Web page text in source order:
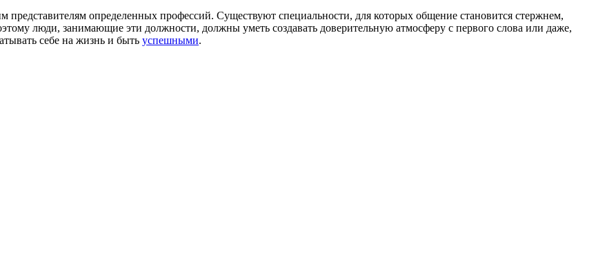
определенных профессий. Существуют специальности, для которых общение становится стержнем,
люди, занимающие эти должности, должны уметь создавать доверительную атмосферу с первого слова или даже,
себе на жизнь и быть успешными.